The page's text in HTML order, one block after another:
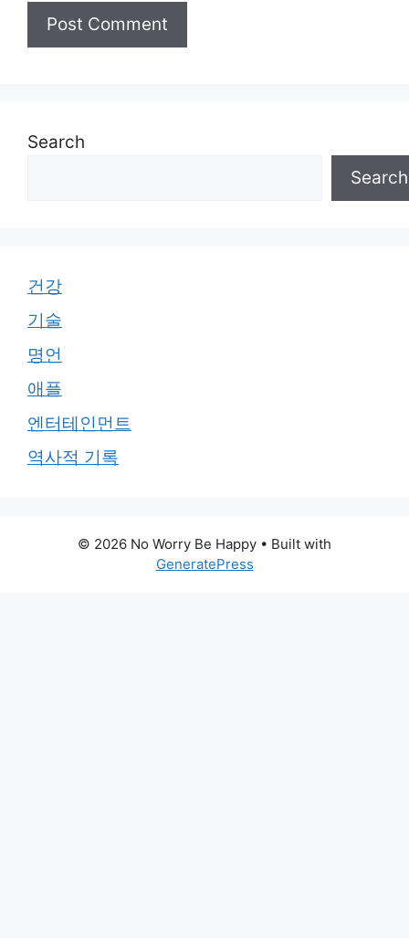
Search
Search
건강
기술
명언
애플
엔터테인먼트
역사적 기록
© 2026 No Worry Be Happy • Built with
GeneratePress